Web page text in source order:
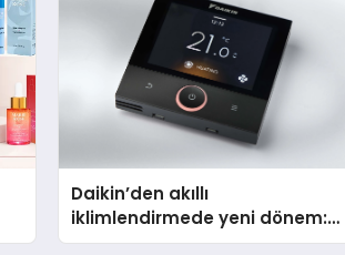
Daikin’den akıllı
iklimlendirmede yeni dönem:
Madoka Plus Türkiye’de